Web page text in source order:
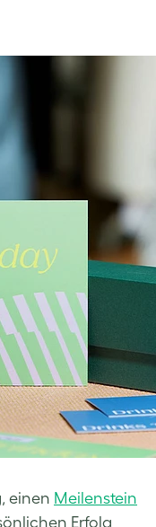
einen Meilenstein
Erfolg